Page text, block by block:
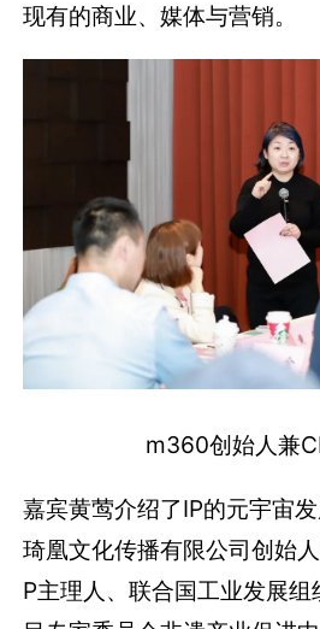
现有的商业、媒体与营销。
m360创始人兼
嘉宾黄莺介绍了IP的元宇宙
琦凰文化传播有限公司创始
P主理人、联合国工业发展